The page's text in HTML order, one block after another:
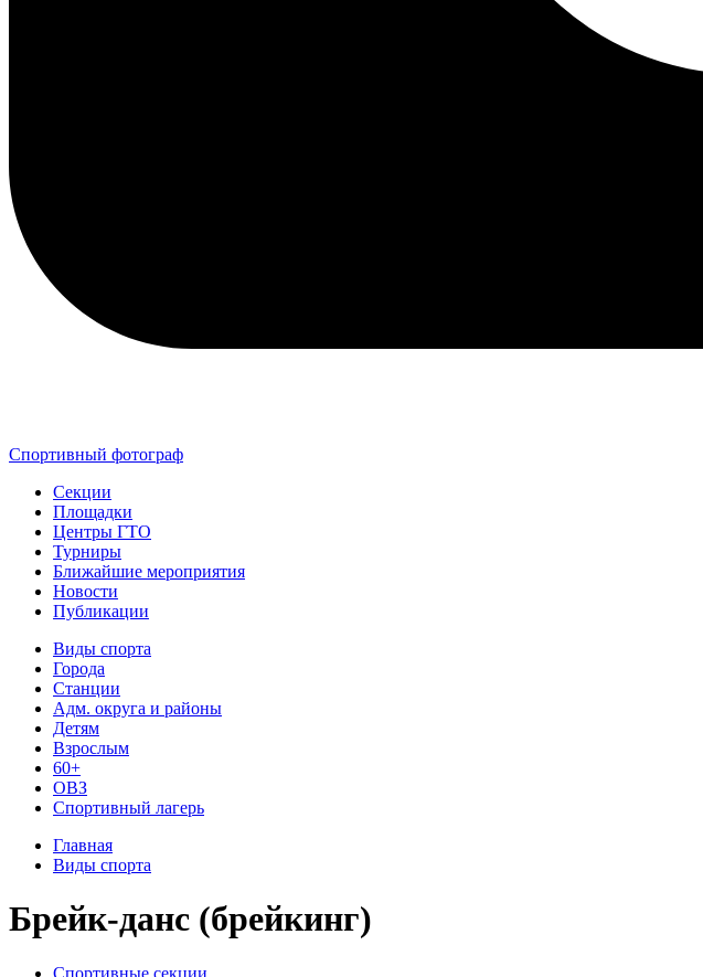
Спортивный фотограф
Секции
Площадки
Центры ГТО
Турниры
Ближайшие мероприятия
Новости
Публикации
Виды спорта
Города
Станции
Адм. округа и районы
Детям
Взрослым
60+
ОВЗ
Спортивный лагерь
Главная
Виды спорта
Брейк-данс (брейкинг)
Спортивные секции